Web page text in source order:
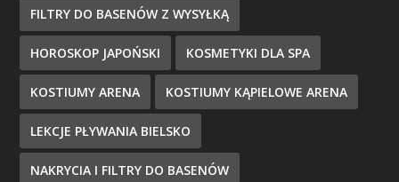
FILTRY DO BASENÓW Z WYSYŁKĄ
HOROSKOP JAPOŃSKI KOSMETYKI DLA SPA
KOSTIUMY ARENA KOSTIUMY KĄPIELOWE ARENA
LEKCJE PŁYWANIA BIELSKO
NAKRYCIA I FILTRY DO BASENÓW